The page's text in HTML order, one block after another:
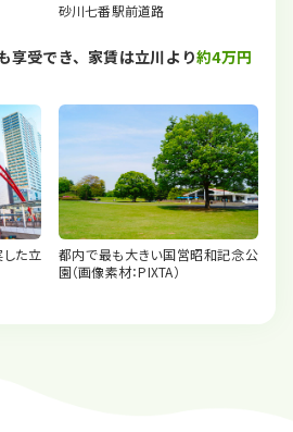
砂川七番駅前道路
享受でき、家賃は立川より約4万円
た立
都内で最も大きい国営昭和記念公
園（画像素材：PIXTA）